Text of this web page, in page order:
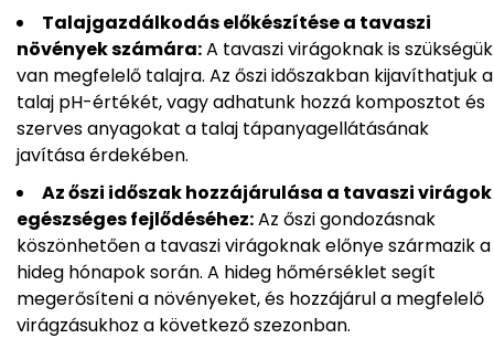
Talajgazdálkodás előkészítése a tavaszi
növények számára:A tavaszi virágoknak is szükségük
van megfelelő talajra. Az őszi időszakban kijavíthatjuk a
talaj pH-értékét, vagy adhatunk hozzá komposztot és
szerves anyagokat a talaj tápanyagellátásának
javítása érdekében.
Az őszi időszak hozzájárulása a tavaszi virágok
egészséges fejlődéséhez:Az őszi gondozásnak
köszönhetően a tavaszi virágoknak előnye származik a
hideg hónapok során. A hideg hőmérséklet segít
megerősíteni a növényeket, és hozzájárul a megfelelő
virágzásukhoz a következő szezonban.